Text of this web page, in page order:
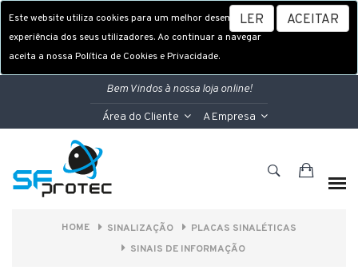
Este website utiliza cookies para um melhor desempenho e
experiência dos seus utilizadores. Ao continuar a navegar
aceita a nossa Política de Cookies e Privacidade.
LER ACEITAR
Bem Vindos à nossa loja online!
Área do Cliente A Empresa
HOME SINALIZAÇÃO
PLACAS SINALÉTICAS
SINAIS DE INFORMAÇÃO